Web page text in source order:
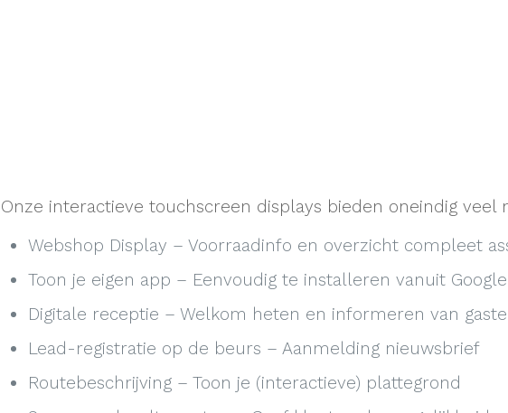
Onze interactieve touchscreen displays bieden oneindig veel
Webshop Display – Voorraadinfo en overzicht compleet
Toon je eigen app – Eenvoudig te installeren vanuit
Digitale receptie – Welkom heten en informeren van
Lead-registratie op de beurs – Aanmelding nieuwsbrief
Routebeschrijving – Toon je (interactieve) plattegrond